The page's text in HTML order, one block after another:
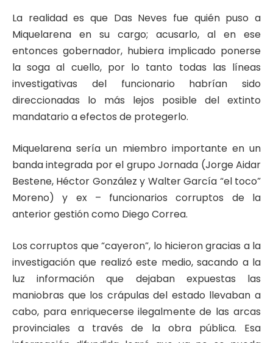
La realidad es que Das Neves fue quién puso a
Miquelarena en su cargo; acusarlo, al en ese
entonces gobernador, hubiera implicado ponerse
la soga al cuello, por lo tanto todas las líneas
investigativas del funcionario habrían sido
direccionadas lo más lejos posible del extinto
mandatario a efectos de protegerlo.
Miquelarena sería un miembro importante en un
banda integrada por el grupo Jornada (Jorge Aidar
Bestene, Héctor González y Walter García “el toco”
Moreno) y ex – funcionarios corruptos de la
anterior gestión como Diego Correa.
Los corruptos que “cayeron”, lo hicieron gracias a la
investigación que realizó este medio, sacando a la
luz información que dejaban expuestas las
maniobras que los crápulas del estado llevaban a
cabo, para enriquecerse ilegalmente de las arcas
provinciales a través de la obra pública. Esa